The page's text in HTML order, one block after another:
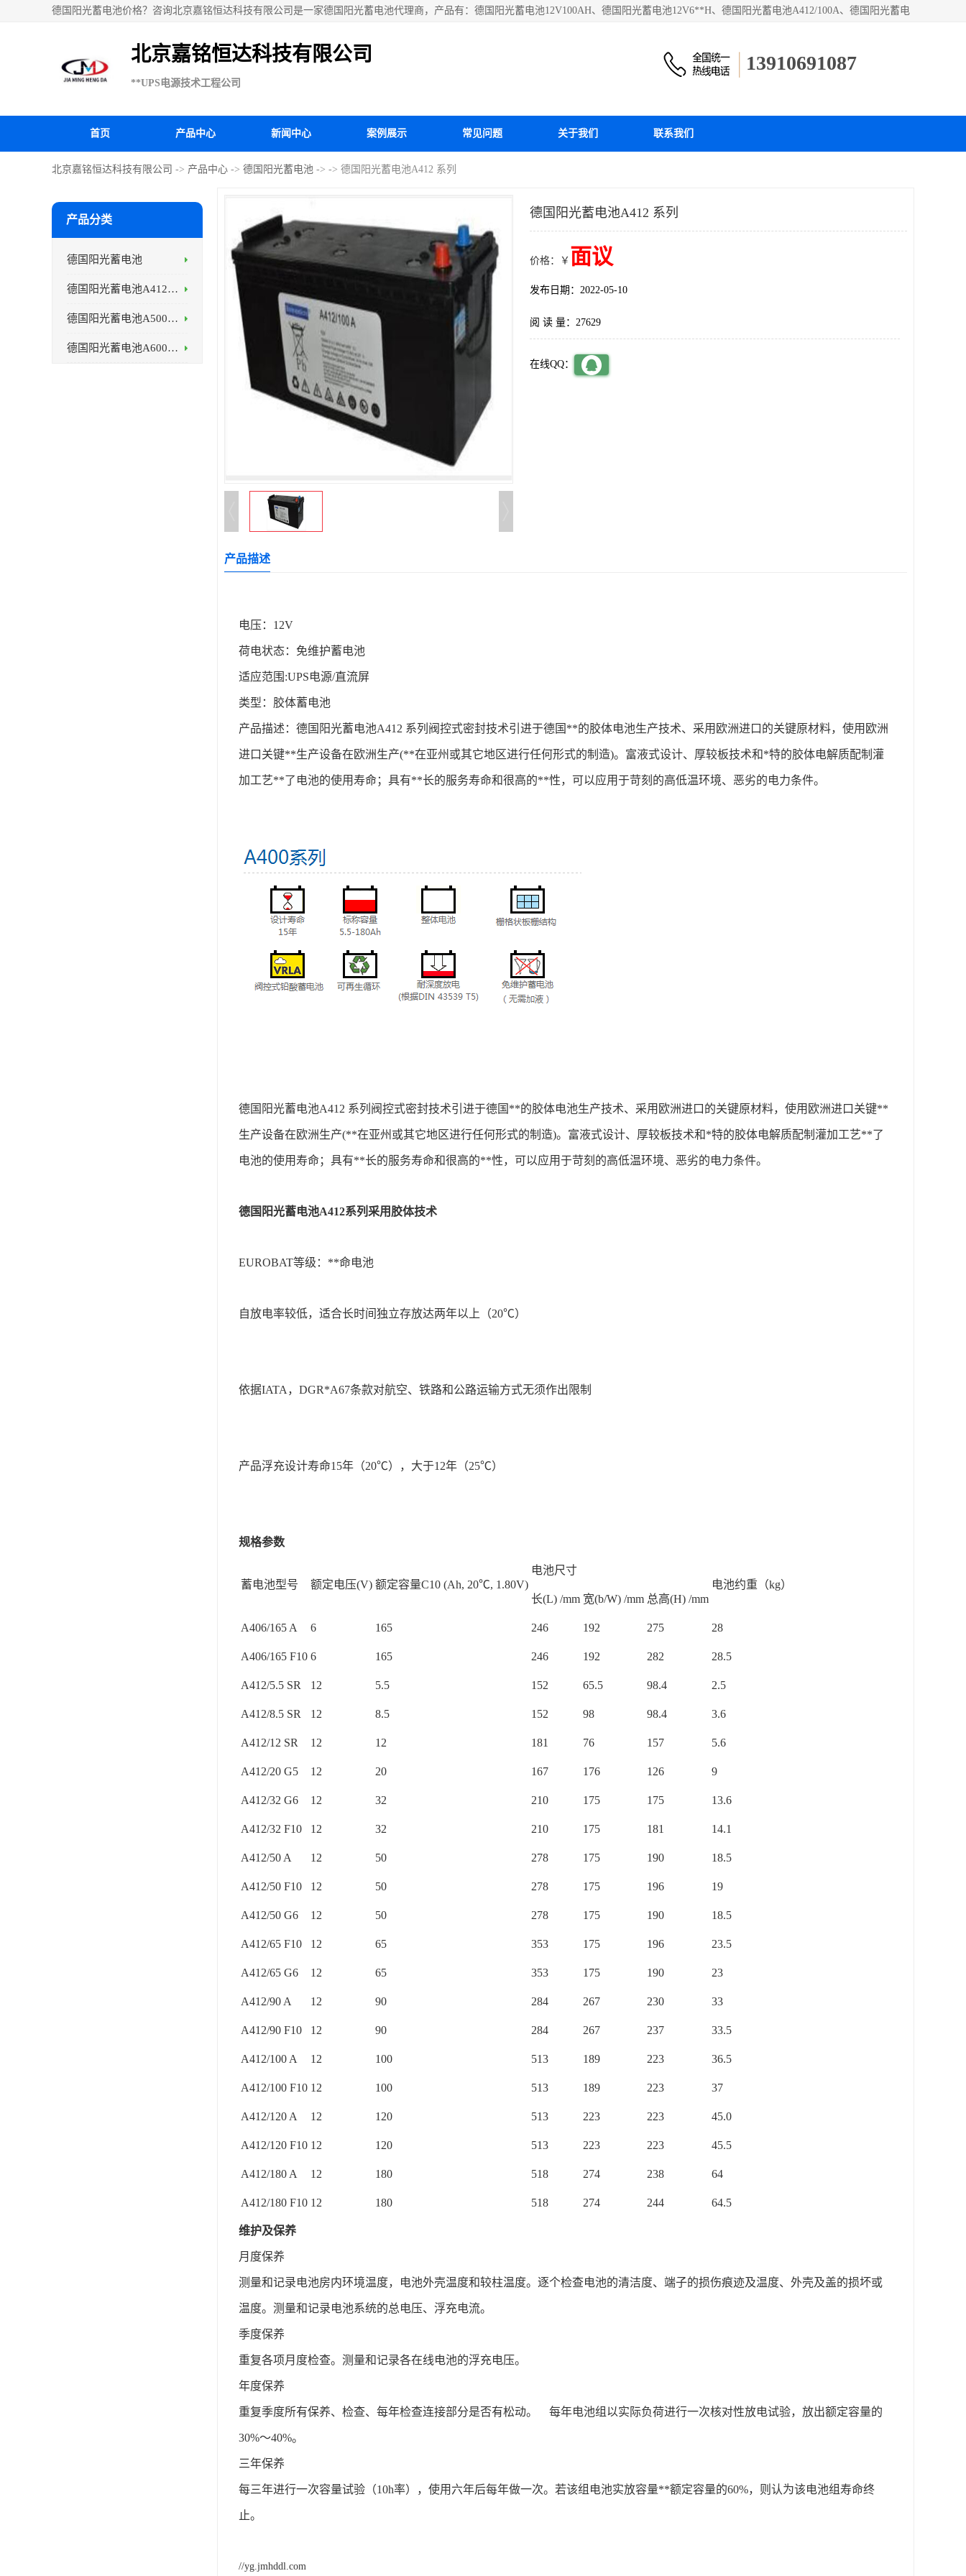
德国阳光蓄电池价格？咨询北京嘉铭恒达科技有限公司是一家德国阳光蓄电池代理商，产品有：德国阳光蓄电池12V100AH、德国阳光蓄电池12V6**H、德国阳光蓄电池A412/100A、德国阳光蓄电
北京嘉铭恒达科技有限公司
**UPS电源技术工程公司
13910691087
首页 产品中心 新闻中心 案例展示 常见问题 关于我们 联系我们
北京嘉铭恒达科技有限公司 -> 产品中心 -> 德国阳光蓄电池 -> -> 德国阳光蓄电池A412 系列
产品分类
德国阳光蓄电池
德国阳光蓄电池A412系列
德国阳光蓄电池A500系列
德国阳光蓄电池A600系列
德国阳光蓄电池A412 系列
价格：￥ 面议
发布日期：2022-05-10
阅 读 量：27629
在线QQ：
产品描述
电压：12V
荷电状态：免维护蓄电池
适应范围:UPS电源/直流屏
类型：胶体蓄电池
产品描述：德国阳光蓄电池A412 系列阀控式密封技术引进于德国**的胶体电池生产技术、采用欧洲进口的关键原材料，使用欧洲
进口关键**生产设备在欧洲生产(**在亚州或其它地区进行任何形式的制造)。富液式设计、厚较板技术和*特的胶体电解质配制灌
加工艺**了电池的使用寿命；具有**长的服务寿命和很高的**性，可以应用于苛刻的高低温环境、恶劣的电力条件。
德国阳光蓄电池A412 系列阀控式密封技术引进于德国**的胶体电池生产技术、采用欧洲进口的关键原材料，使用欧洲进口关键**
生产设备在欧洲生产(**在亚州或其它地区进行任何形式的制造)。富液式设计、厚较板技术和*特的胶体电解质配制灌加工艺**了
电池的使用寿命；具有**长的服务寿命和很高的**性，可以应用于苛刻的高低温环境、恶劣的电力条件。
德国阳光蓄电池A412系列采用胶体技术
EUROBAT等级：**命电池
自放电率较低，适合长时间独立存放达两年以上（20℃）
依据IATA，DGR*A67条款对航空、铁路和公路运输方式无须作出限制
产品浮充设计寿命15年（20℃），大于12年（25℃）
规格参数
蓄电池型号 额定电压(V) 额定容量C10 (Ah, 20℃, 1.80V)
电池尺寸
电池约重（kg）
长(L) /mm 宽(b/W) /mm 总高(H) /mm
A406/165 A 6 165 246 192 275 28
A406/165 F10 6 165 246 192 282 28.5
A412/5.5 SR 12 5.5 152 65.5 98.4 2.5
A412/8.5 SR 12 8.5 152 98 98.4 3.6
A412/12 SR 12 12 181 76 157 5.6
A412/20 G5 12 20 167 176 126 9
A412/32 G6 12 32 210 175 175 13.6
A412/32 F10 12 32 210 175 181 14.1
A412/50 A 12 50 278 175 190 18.5
A412/50 F10 12 50 278 175 196 19
A412/50 G6 12 50 278 175 190 18.5
A412/65 F10 12 65 353 175 196 23.5
A412/65 G6 12 65 353 175 190 23
A412/90 A 12 90 284 267 230 33
A412/90 F10 12 90 284 267 237 33.5
A412/100 A 12 100 513 189 223 36.5
A412/100 F10 12 100 513 189 223 37
A412/120 A 12 120 513 223 223 45.0
A412/120 F10 12 120 513 223 223 45.5
A412/180 A 12 180 518 274 238 64
A412/180 F10 12 180 518 274 244 64.5
维护及保养
月度保养
测量和记录电池房内环境温度，电池外壳温度和较柱温度。逐个检查电池的清洁度、端子的损伤痕迹及温度、外壳及盖的损坏或
温度。测量和记录电池系统的总电压、浮充电流。
季度保养
重复各项月度检查。测量和记录各在线电池的浮充电压。
年度保养
重复季度所有保养、检查、每年检查连接部分是否有松动。 每年电池组以实际负荷进行一次核对性放电试验，放出额定容量的
30%～40%。
三年保养
每三年进行一次容量试验（10h率），使用六年后每年做一次。若该组电池实放容量**额定容量的60%，则认为该电池组寿命终
止。
//yg.jmhddl.com